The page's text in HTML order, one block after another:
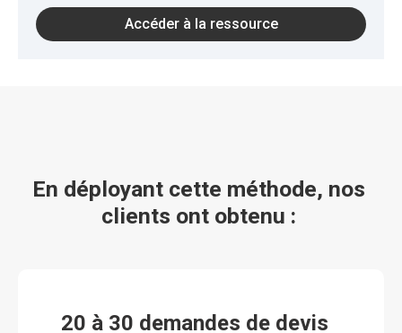
En déployant cette méthode, nos
clients ont obtenu :
20 à 30 demandes de devis